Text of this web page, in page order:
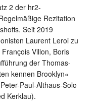
2 der hr2-
Rezitation
Seit 2019
Laurent Leroi zu
Villon, Boris
der Thomas-
kennen Brooklyn«
Paul-Althaus-Solo
Kerklau).